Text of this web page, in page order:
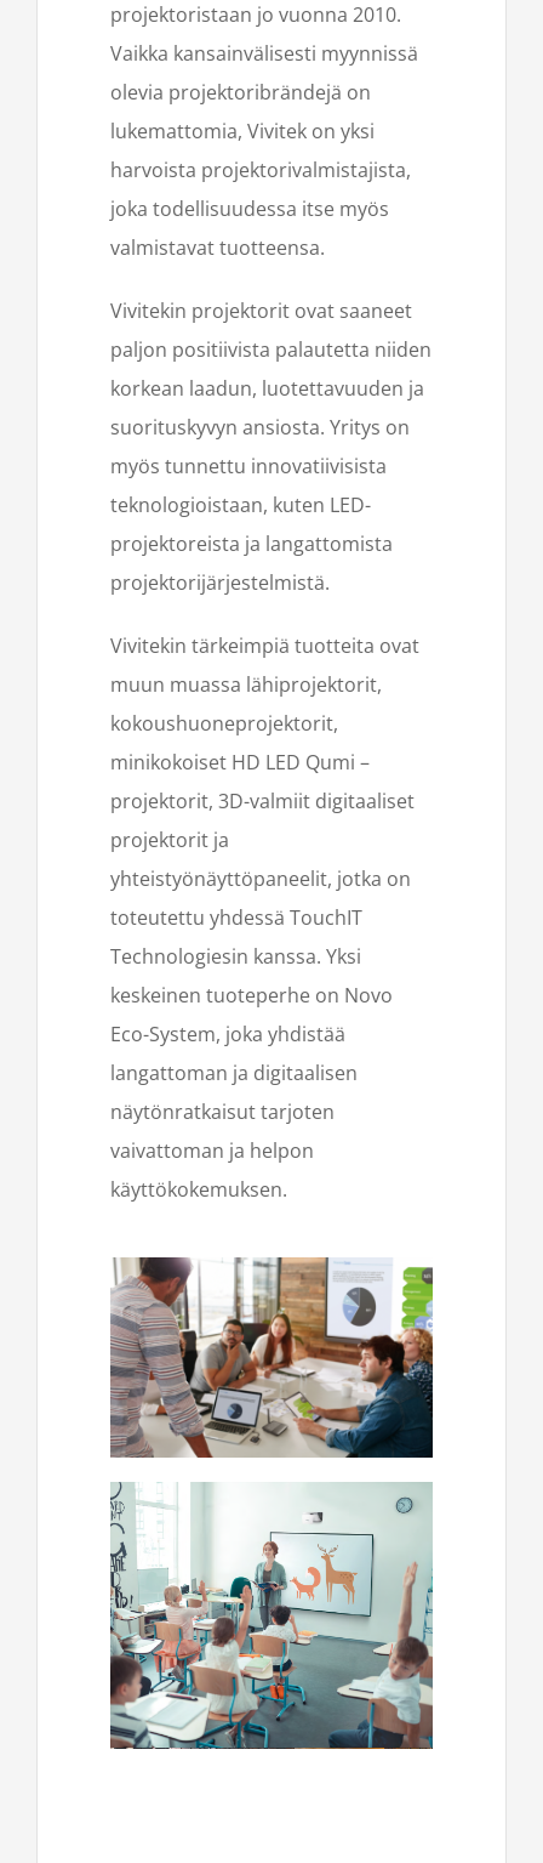
projektoristaan jo vuonna 2010.
Vaikka kansainvälisesti myynnissä
olevia projektoribrändejä on
lukemattomia, Vivitek on yksi
harvoista projektorivalmistajista,
joka todellisuudessa itse myös
valmistavat tuotteensa.
Vivitekin projektorit ovat saaneet
paljon positiivista palautetta niiden
korkean laadun, luotettavuuden ja
suorituskyvyn ansiosta. Yritys on
myös tunnettu innovatiivisista
teknologioistaan, kuten LED-
projektoreista ja langattomista
projektorijärjestelmistä.
Vivitekin tärkeimpiä tuotteita ovat
muun muassa lähiprojektorit,
kokoushuoneprojektorit,
minikokoiset HD LED Qumi –
projektorit, 3D-valmiit digitaaliset
projektorit ja
yhteistyönäyttöpaneelit, jotka on
toteutettu yhdessä TouchIT
Technologiesin kanssa. Yksi
keskeinen tuoteperhe on Novo
Eco-System, joka yhdistää
langattoman ja digitaalisen
näytönratkaisut tarjoten
vaivattoman ja helpon
käyttökokemuksen.